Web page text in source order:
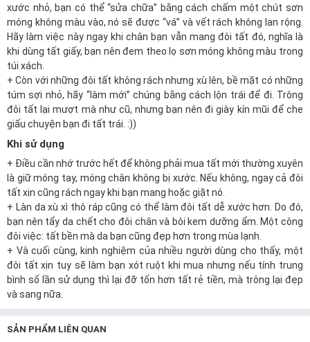
xước nhỏ, bạn có thể “sửa chữa” bằng cách chấm một chút sơn
móng không màu vào, nó sẽ được “vá” và vết rách không lan rộng.
Hãy làm việc này ngay khi chân bạn vẫn mang đôi tất đó, nghĩa là
khi dùng tất giấy, bạn nên đem theo lọ sơn móng không màu trong
túi xách.
+ Còn với những đôi tất không rách nhưng xù lên, bề mặt có những
túm sợi nhỏ, hãy “làm mới” chúng bằng cách lộn trái để đi. Trông
đôi tất lại mượt mà như cũ, nhưng bạn nên đi giày kín mũi để che
giấu chuyện bạn đi tất trái. :))
Khi sử dụng
+ Điều cần nhớ trước hết để không phải mua tất mới thường xuyên
là giữ móng tay, móng chân không bị xước. Nếu không, ngay cả đôi
tất xịn cũng rách ngay khi bạn mang hoặc giặt nó.
+ Làn da xù xì thô ráp cũng có thể làm đôi tất dễ xước hơn. Do đó,
bạn nên tẩy da chết cho đôi chân và bôi kem dưỡng ẩm. Một công
đôi việc: tất bền mà da bạn cũng đẹp hơn trong mùa lạnh.
+ Và cuối cùng, kinh nghiệm của nhiều người dùng cho thấy, một
đôi tất xịn tuy sẽ làm bạn xót ruột khi mua nhưng nếu tính trung
bình số lần sử dụng thì lại đỡ tốn hơn tất rẻ tiền, mà trông lại đẹp
và sang nữa.
SẢN PHẨM LIÊN QUAN